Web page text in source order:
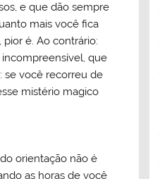
e que dão sempre
mais você fica
é. Ao contrário:
que
se você recorreu de
mistério magico
orientação não é
as horas de você